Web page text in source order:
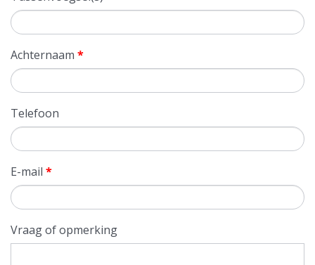
Achternaam *
Telefoon
E-mail *
Vraag of opmerking